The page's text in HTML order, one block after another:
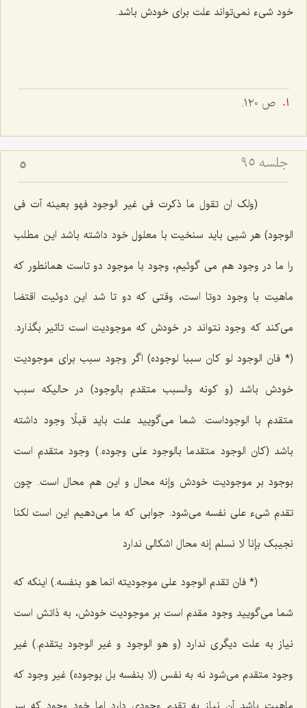
خود شیء نمى‌تواند علت براى خودش باشد.
ص ١٢٠.
جلسه ۹۵ 5
(ولک ان تقول ما ذکرت فى غیر الوجود فهو بعینه آت فى
الوجود) هر شیى باید سنخیت با معلول خود داشته باشد این مطلب
را ما در وجود هم مى گوئیم، وجود با موجود دو تاست همانطور كه
ماهیت با وجود دوتا است، وقتى كه دو تا شد این دوئیت اقتضا
مى‌كند كه وجود نتواند در خودش كه موجودیت است تاثیر بگذارد.
(* فان الوجود لو کان سببا لوجوده)اگر وجود سبب براى موجودیت
خودش باشد (و کونه والسبب متقدم بالوجود) در حالیكه سبب
متقدم با الوجوداست. شما مى‌گویید علت باید قبلًا وجود داشته
باشد (کان الوجود متقدما بالوجود على وجوده.) وجود متقدم است
بوجود بر موجودیت خودش وإنه محال و این هم محال است. چون
تقدم شیء على نفسه مى‌شود. جوابى كه ما مى‌دهیم این است لکنا
نجیبک بإنا لا نسلم إنه محال اشكالى ندارد
(* فان تقدم الوجود على موجودیته انما هو بنفسه.)اینكه كه
شما مى‌گویید وجود مقدم است بر موجودیت خودش، به ذاتش است
نیاز به علت دیگرى ندارد (و هو الوجود و غیر الوجود یتقدم.)غیر
وجود متقدم مى‌شود نه به نفس (لا بنفسه بل بوجوده) غیر وجود كه